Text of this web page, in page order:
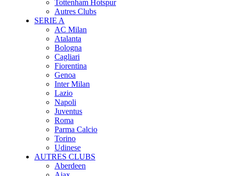
Tottenham Hotspur
Autres Clubs
SERIE A
AC Milan
Atalanta
Bologna
Cagliari
Fiorentina
Genoa
Inter Milan
Lazio
Napoli
Juventus
Roma
Parma Calcio
Torino
Udinese
AUTRES CLUBS
Aberdeen